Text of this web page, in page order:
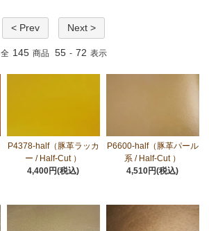
< Prev Next >
全 145 商品 55 - 72 表示
P4378-half（豚革ラッカ
ー / Half-Cut ）
4,400円(税込)
P6600-half（豚革パール
系 / Half-Cut ）
4,510円(税込)